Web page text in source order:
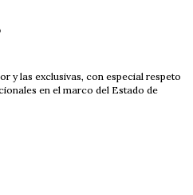
y las exclusivas, con especial respeto
en el marco del Estado de